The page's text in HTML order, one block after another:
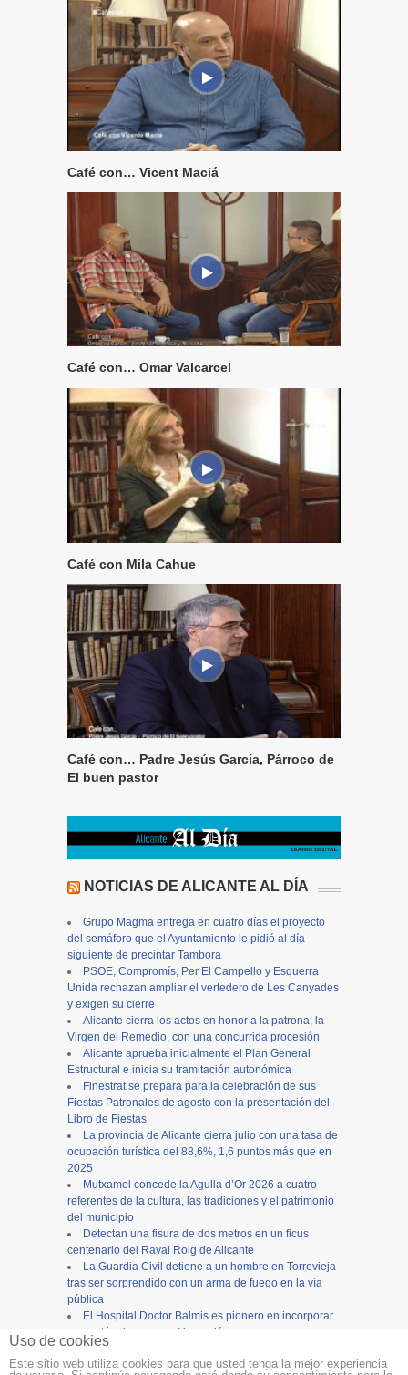
Café con… Vicent Maciá
Café con… Omar Valcarcel
Café con Mila Cahue
Café con… Padre Jesús García, Párroco de
El buen pastor
NOTICIAS DE ALICANTE AL DÍA
Grupo Magma entrega en cuatro días el proyecto
del semáforo que el Ayuntamiento le pidió al día
siguiente de precintar Tambora
PSOE, Compromís, Per El Campello y Esquerra
Unida rechazan ampliar el vertedero de Les Canyades
y exigen su cierre
Alicante cierra los actos en honor a la patrona, la
Virgen del Remedio, con una concurrida procesión
Alicante aprueba inicialmente el Plan General
Estructural e inicia su tramitación autonómica
Finestrat se prepara para la celebración de sus
Fiestas Patronales de agosto con la presentación del
Libro de Fiestas
La provincia de Alicante cierra julio con una tasa de
ocupación turística del 88,6%, 1,6 puntos más que en
2025
Mutxamel concede la Agulla d’Or 2026 a cuatro
referentes de la cultura, las tradiciones y el patrimonio
del municipio
Detectan una fisura de dos metros en un ficus
centenario del Raval Roig de Alicante
La Guardia Civil detiene a un hombre en Torrevieja
tras ser sorprendido con un arma de fuego en la vía
pública
El Hospital Doctor Balmis es pionero en incorporar
carros térmicos con refrigeración por agua para
mejorar la distribución de comidas
Uso de cookies
Este sitio web utiliza cookies para que usted tenga la mejor experiencia